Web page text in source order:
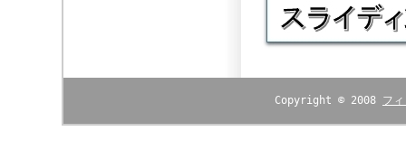
Copyright © 2008 フ